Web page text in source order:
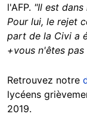
l'AFP. "Il est
Pour lui, le rejet
part de la Civi a
+vous n'êtes
Retrouvez notre
lycéens
2019.